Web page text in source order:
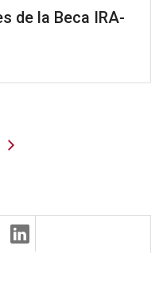
de la Beca IRA-